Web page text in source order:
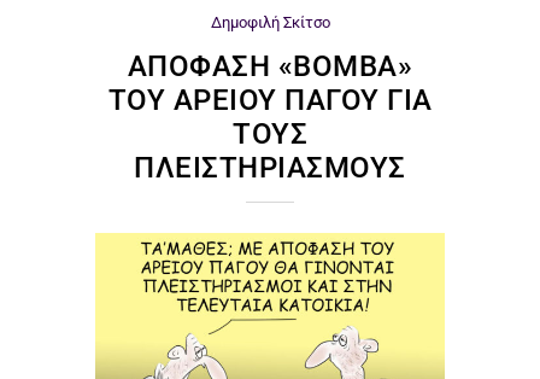
Δημοφιλή Σκίτσο
ΑΠΌΦΑΣΗ «ΒΌΜΒΑ»
ΤΟΥ ΑΡΕΊΟΥ ΠΆΓΟΥ ΓΙΑ
ΤΟΥΣ
ΠΛΕΙΣΤΗΡΙΑΣΜΟΎΣ